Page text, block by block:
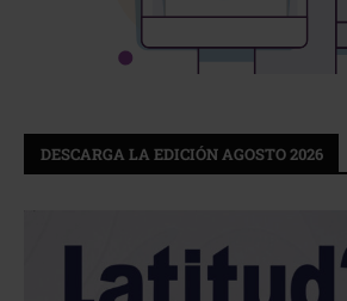
DESCARGA LA EDICIÓN AGOSTO 2026